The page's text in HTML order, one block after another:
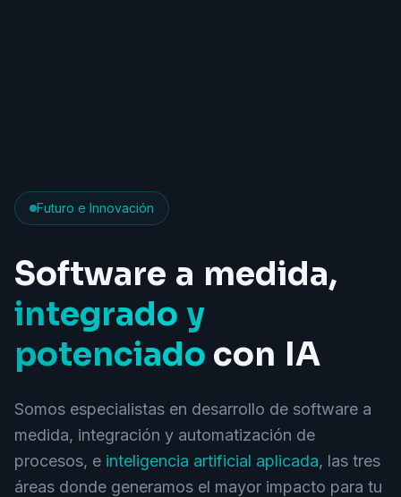
Futuro e Innovación
Software a medida,
integrado y
potenciado con IA
Somos especialistas en desarrollo de software a
medida, integración y automatización de
procesos, e inteligencia artificial aplicada, las tres
áreas donde generamos el mayor impacto para tu